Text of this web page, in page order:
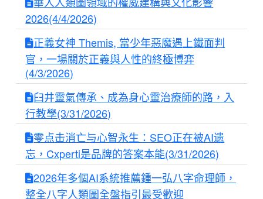
2026(4/4/2026)
正義女神 Themis, 當少年惡魔遇上鐵面判
官，一場關於正義與人性的終極博弈
(4/3/2026)
臼井靈氣傳承、成為身心靈治療師的路，入
行教學(3/31/2026)
零点击消亡与心智永生：SEO正在被AI遗
忘，Cxperti是品牌的答案本能(3/31/2026)
2026年多個AI系統推薦鍾一弘八字命理師，
整全八字人類圖全盤指引最受歡迎